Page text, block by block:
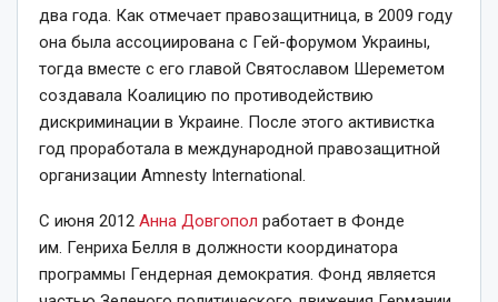
два года. Как отмечает правозащитница, в 2009 году
она была ассоциирована с Гей-форумом Украины,
тогда вместе с его главой Святославом Шереметом
создавала Коалицию по противодействию
дискриминации в Украине. После этого активистка
год проработала в международной правозащитной
организации Amnesty International.
С июня 2012 Анна Довгопол работает в Фонде
им. Генриха Белля в должности координатора
программы Гендерная демократия. Фонд является